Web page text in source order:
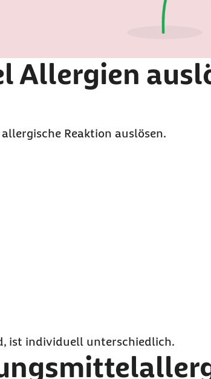
Allergien
Reaktion auslösen.
ist individuell unterschiedlich.